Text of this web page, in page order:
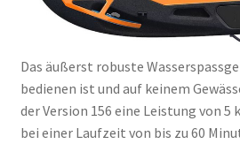
Das äußerst robuste
bedienen ist und auf keinem
der Version 156 eine Leistung von 5
bei einer Laufzeit von bis zu 60